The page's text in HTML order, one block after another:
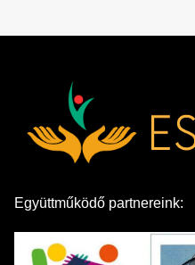
Együttműködő partnereink: